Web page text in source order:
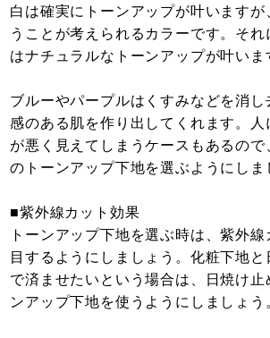
白は確実にトーンアップが叶いますが
うことが考えられるカラーです。それ
はナチュラルなトーンアップが叶いま
ブルーやパープルはくすみなどを消し
感のある肌を作り出してくれます。人
が悪く見えてしまうケースもあるので
のトーンアップ下地を選ぶようにしま
■紫外線カット効果
トーンアップ下地を選ぶ時は、紫外
目するようにしましょう。化粧下地と
で済ませたいという場合は、日焼け止
ンアップ下地を使うようにしましょう